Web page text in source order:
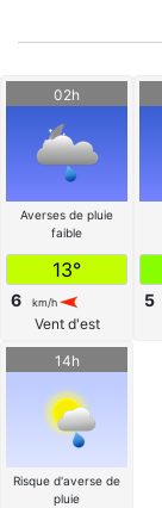
02h
Averses de pluie
faible
13°
6 km/h
Vent d'est
5
14h
Risque d'averse de
pluie